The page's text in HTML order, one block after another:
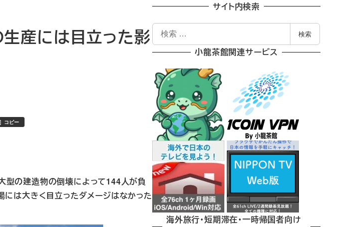
産には目立った影
コピー
型の建造物の倒壊によって144人が負
は大きく目立ったダメージはなかった
サイト内検索
索
検索
小龍茶館関連サービス
海外旅行・短期滞在・一時帰国者向け